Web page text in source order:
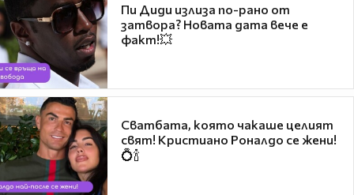
Пи Диди излиза по-рано от
затвора? Новата дата вече е
факт!💥
Сватбата, която чакаше целият
свят! Кристиано Роналдо се жени!
💍🍾